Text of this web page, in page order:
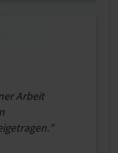
Arbeit